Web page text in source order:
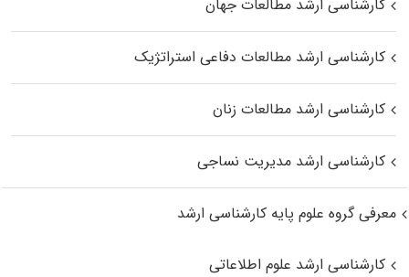
کارشناسی ارشد مطالعات جهان
کارشناسی ارشد مطالعات دفاعی استراتژیک
کارشناسی ارشد مطالعات زنان
کارشناسی ارشد مدیریت نساجی
معرفی گروه علوم پایه کارشناسی ارشد
کارشناسی ارشد علوم اطلاعاتی